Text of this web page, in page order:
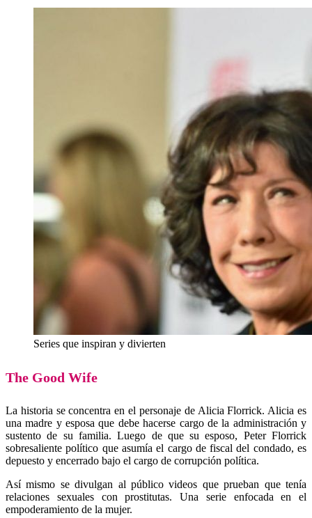
Series que inspiran y divierten
The Good Wife
La historia se concentra en el personaje de Alicia Florrick. Alicia es
una madre y esposa que debe hacerse cargo de la administración y
sustento de su familia. Luego de que su esposo, Peter Florrick
sobresaliente político que asumía el cargo de fiscal del condado, es
depuesto y encerrado bajo el cargo de corrupción política.
Así mismo se divulgan al público videos que prueban que tenía
relaciones sexuales con prostitutas. Una serie enfocada en el
empoderamiento de la mujer.